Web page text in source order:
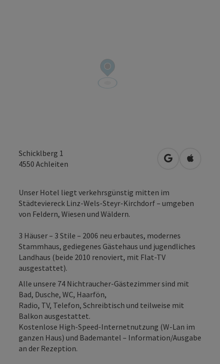
Schicklberg 1
4550 Achleiten in Google
in
Unser Hotel liegt verkehrsgünstig mitten im
Städteviereck Linz-Wels-Steyr-Kirchdorf – umgeben
von Feldern, Wiesen und Wäldern.
3 Häuser – 3 Stile – 2006 neu erbautes, modernes
Stammhaus, gediegenes Gästehaus und jugendliches
Landhaus (beide 2010 renoviert, mit Flat-TV
ausgestattet).
Alle unsere 74 Nichtraucher-Gästezimmer sind mit
Bad, Dusche, WC, Haarfön,
Radio, TV, Telefon, Schreibtisch und teilweise mit
Balkon ausgestattet.
Kostenlose High-Speed-Internetnutzung (W-Lan im
ganzen Haus) und Bademantel – Information/Ausgabe
an der Rezeption.